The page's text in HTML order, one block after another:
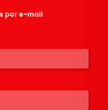
por e-mail